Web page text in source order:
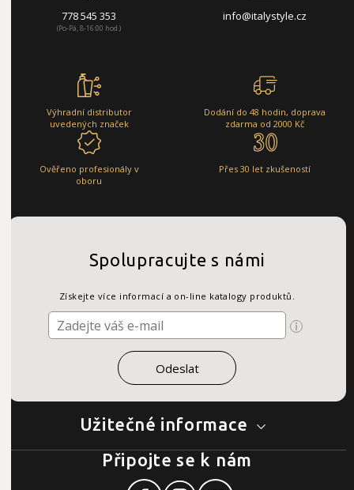
778 545 353
(Po-Pá, 8-16:00 hod.)
info@italystyle.cz
Výhradní distributor
uvedených značek
Dodání do 48 hodin, doprava
zdarma od 2000 Kč
Ověřeno profesionály v
oboru
Přes 30 let zkušeností
Užitečné informace
Spolupracujte s námi
Získejte více informací a on-line katalogy produktů.
Připojte se k nám